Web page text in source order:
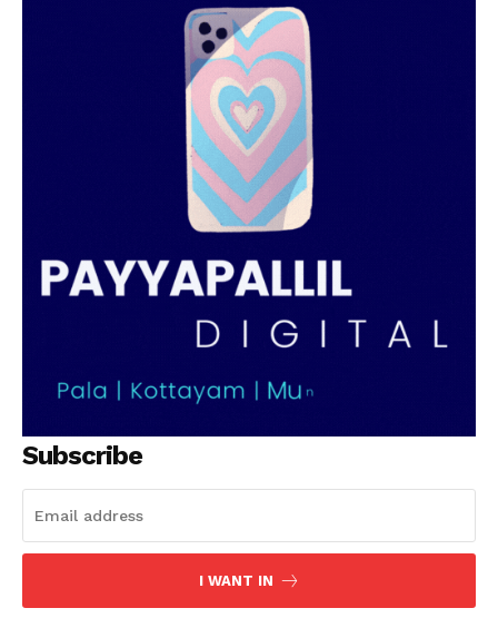
PALA VISION
Subscribe
I WANT IN